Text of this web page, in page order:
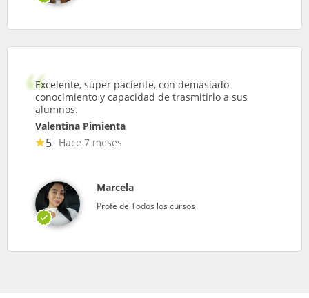
Excelente, súper paciente, con demasiado
conocimiento y capacidad de trasmitirlo a sus
alumnos.
Valentina Pimienta
5 Hace 7 meses
Marcela
Profe de Todos los cursos